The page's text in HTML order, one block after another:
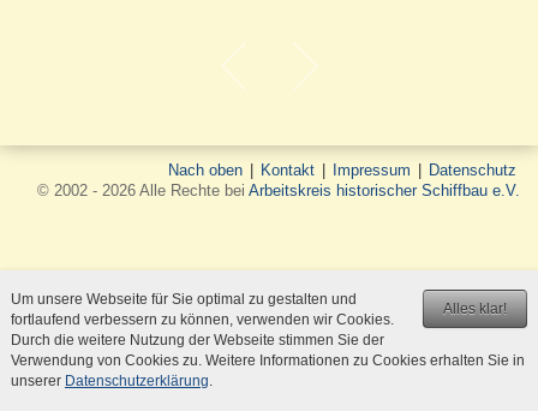
Nach oben | Kontakt | Impressum | Datenschutz
© 2002 - 2026 Alle Rechte bei Arbeitskreis historischer Schiffbau e.V.
Alles klar!
Um unsere Webseite für Sie optimal zu gestalten und
fortlaufend verbessern zu können, verwenden wir Cookies.
Durch die weitere Nutzung der Webseite stimmen Sie der
Verwendung von Cookies zu. Weitere Informationen zu Cookies erhalten Sie in
unserer Datenschutzerklärung